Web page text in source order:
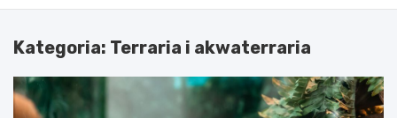
Kategoria: Terraria i akwaterraria